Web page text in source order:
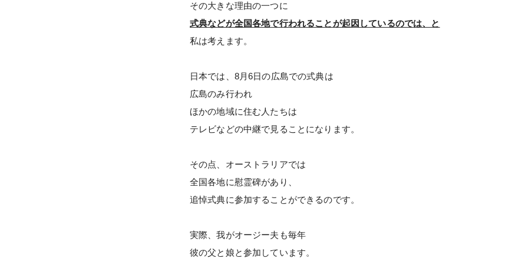
その大きな理由の一つに
式典などが全国各地で行われることが起因しているのでは、と
私は考えます。
日本では、8月6日の広島での式典は
広島のみ行われ
ほかの地域に住む人たちは
テレビなどの中継で見ることになります。
その点、オーストラリアでは
全国各地に慰霊碑があり、
追悼式典に参加することができるのです。
実際、我がオージー夫も毎年
彼の父と娘と参加しています。